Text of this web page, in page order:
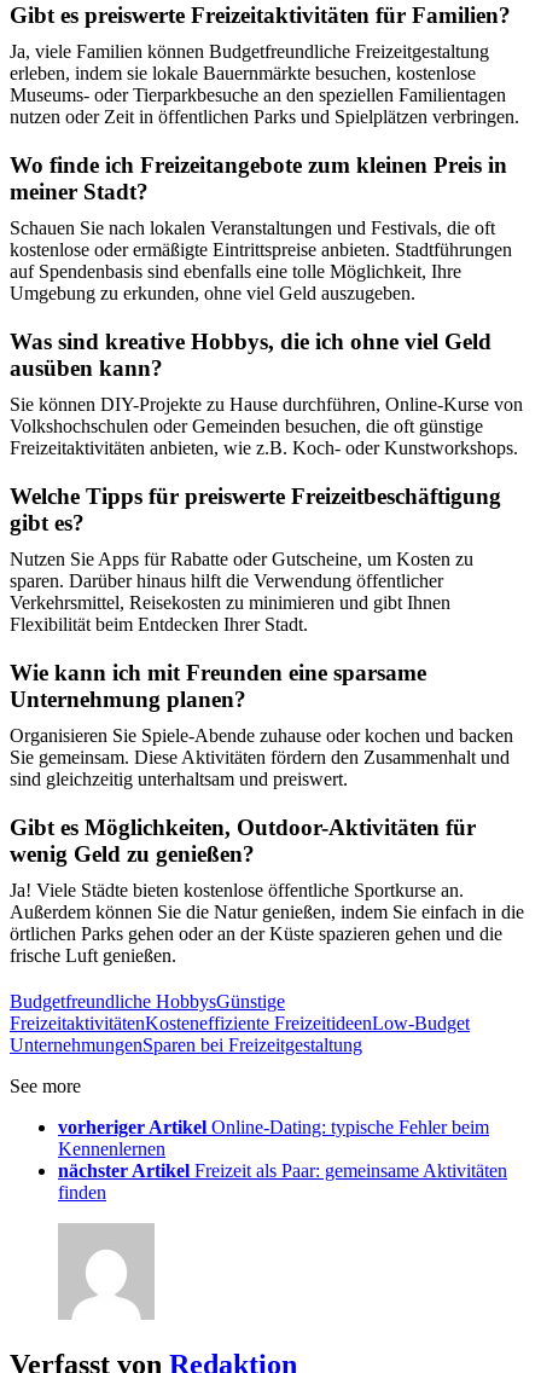
Gibt es preiswerte Freizeitaktivitäten für Familien?
Ja, viele Familien können Budgetfreundliche Freizeitgestaltung
erleben, indem sie lokale Bauernmärkte besuchen, kostenlose
Museums- oder Tierparkbesuche an den speziellen Familientagen
nutzen oder Zeit in öffentlichen Parks und Spielplätzen verbringen.
Wo finde ich Freizeitangebote zum kleinen Preis in
meiner Stadt?
Schauen Sie nach lokalen Veranstaltungen und Festivals, die oft
kostenlose oder ermäßigte Eintrittspreise anbieten. Stadtführungen
auf Spendenbasis sind ebenfalls eine tolle Möglichkeit, Ihre
Umgebung zu erkunden, ohne viel Geld auszugeben.
Was sind kreative Hobbys, die ich ohne viel Geld
ausüben kann?
Sie können DIY-Projekte zu Hause durchführen, Online-Kurse von
Volkshochschulen oder Gemeinden besuchen, die oft günstige
Freizeitaktivitäten anbieten, wie z.B. Koch- oder Kunstworkshops.
Welche Tipps für preiswerte Freizeitbeschäftigung
gibt es?
Nutzen Sie Apps für Rabatte oder Gutscheine, um Kosten zu
sparen. Darüber hinaus hilft die Verwendung öffentlicher
Verkehrsmittel, Reisekosten zu minimieren und gibt Ihnen
Flexibilität beim Entdecken Ihrer Stadt.
Wie kann ich mit Freunden eine sparsame
Unternehmung planen?
Organisieren Sie Spiele-Abende zuhause oder kochen und backen
Sie gemeinsam. Diese Aktivitäten fördern den Zusammenhalt und
sind gleichzeitig unterhaltsam und preiswert.
Gibt es Möglichkeiten, Outdoor-Aktivitäten für
wenig Geld zu genießen?
Ja! Viele Städte bieten kostenlose öffentliche Sportkurse an.
Außerdem können Sie die Natur genießen, indem Sie einfach in die
örtlichen Parks gehen oder an der Küste spazieren gehen und die
frische Luft genießen.
Budgetfreundliche HobbysGünstige
FreizeitaktivitätenKosteneffiziente FreizeitideenLow-Budget
UnternehmungenSparen bei Freizeitgestaltung
See more
vorheriger Artikel Online-Dating: typische Fehler beim
Kennenlernen
nächster Artikel Freizeit als Paar: gemeinsame Aktivitäten
finden
Verfasst von Redaktion